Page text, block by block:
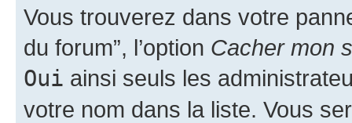
Vous trouverez dans votre
du forum”, l’option Cacher mon
Oui ainsi seuls les
votre nom dans la liste. Vous